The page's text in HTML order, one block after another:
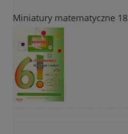
Miniatury matematyczne 18